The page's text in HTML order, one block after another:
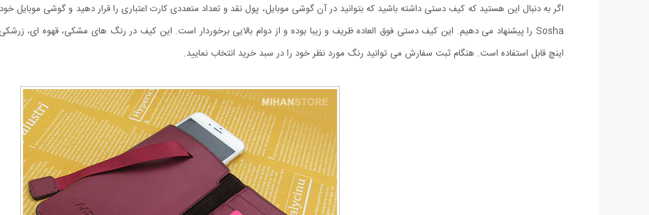
اگر به دنبال این هستید که کیف دستی داشته باشید که بتوانید در آن گوشی موبایل، پول نقد و تعداد متعددی کارت اعتباری را قرار دهید و گوشی موبایل
اینچ قابل استفاده است. هنگام ثبت سفارش می توانید رنگ مورد نظر خود را در سبد خرید انتخاب نمایید.